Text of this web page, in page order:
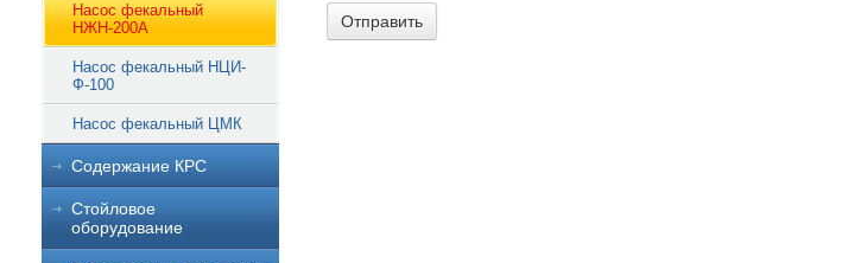
Насос фекальный
НЖН-200А
Насос фекальный НЦИ-
Ф-100
Насос фекальный ЦМК
Содержание КРС
Стойловое
оборудование